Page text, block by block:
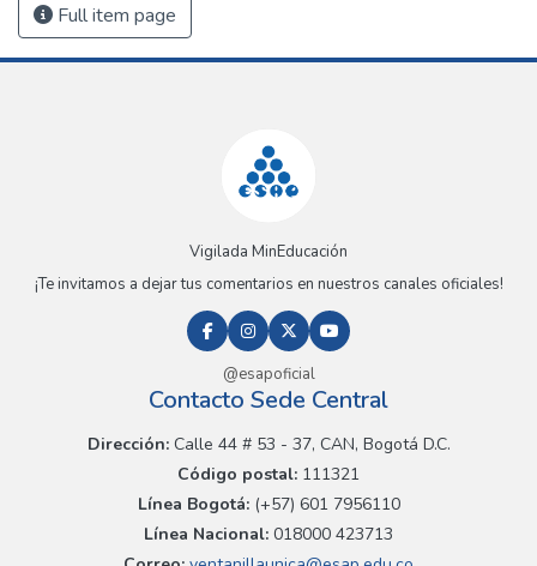
Full item page
Vigilada MinEducación
¡Te invitamos a dejar tus comentarios en nuestros canales oficiales!
@esapoficial
Contacto Sede Central
Dirección:Calle 44 # 53 - 37, CAN, Bogotá D.C.
Código postal: 111321
Línea Bogotá:(+57) 601 7956110
Línea Nacional: 018000 423713